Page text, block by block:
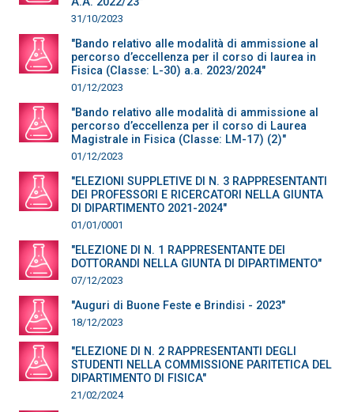
31/10/2023
"Bando relativo alle modalità di ammissione al
percorso d’eccellenza per il corso di laurea in
Fisica (Classe: L-30) a.a. 2023/2024"
01/12/2023
"Bando relativo alle modalità di ammissione al
percorso d’eccellenza per il corso di Laurea
Magistrale in Fisica (Classe: LM-17) (2)"
01/12/2023
"ELEZIONI SUPPLETIVE DI N. 3 RAPPRESENTANTI
DEI PROFESSORI E RICERCATORI NELLA GIUNTA
DI DIPARTIMENTO 2021-2024"
01/01/0001
"ELEZIONE DI N. 1 RAPPRESENTANTE DEI
DOTTORANDI NELLA GIUNTA DI DIPARTIMENTO"
07/12/2023
"Auguri di Buone Feste e Brindisi - 2023"
18/12/2023
"ELEZIONE DI N. 2 RAPPRESENTANTI DEGLI
STUDENTI NELLA COMMISSIONE PARITETICA DEL
DIPARTIMENTO DI FISICA"
21/02/2024